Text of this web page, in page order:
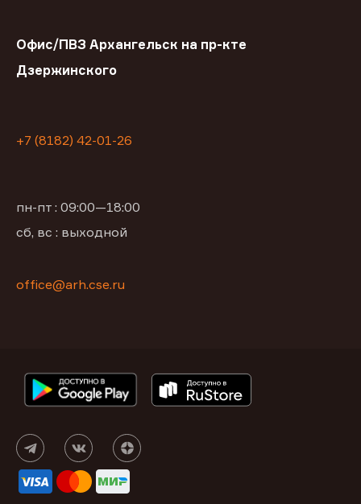
Офис/ПВЗ Архангельск на пр-кте
Дзержинского
+7 (8182) 42-01-26
пн-пт : 09:00—18:00
сб, вс : выходной
office@arh.cse.ru